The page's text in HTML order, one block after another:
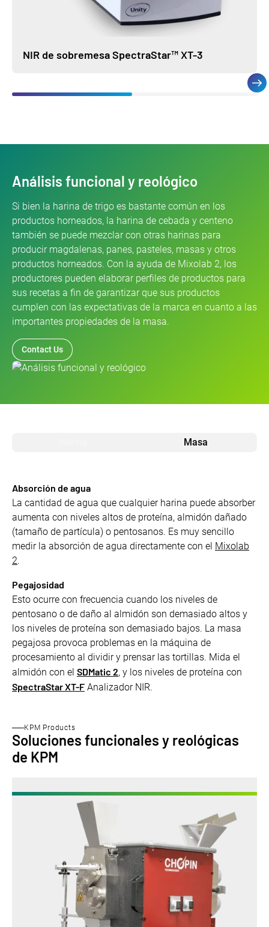
NIR de sobremesa SpectraStar™ XT-3
Análisis funcional y reológico
Si bien la harina de trigo es bastante común en los
productos horneados, la harina de cebada y centeno
también se puede mezclar con otras harinas para
producir magdalenas, panes, pasteles, masas y otros
productos horneados. Con la ayuda de Mixolab 2, los
productores pueden elaborar perfiles de productos para
sus recetas a fin de garantizar que sus productos
cumplen con las expectativas de la marca en cuanto a las
importantes propiedades de la masa.
Contact Us
Masa
Absorción de agua
La cantidad de agua que cualquier harina puede absorber
aumenta con niveles altos de proteína, almidón dañado
(tamaño de partícula) o pentosanos. Es muy sencillo
medir la absorción de agua directamente con el Mixolab
2.
Pegajosidad
Esto ocurre con frecuencia cuando los niveles de
pentosano o de daño al almidón son demasiado altos y
los niveles de proteína son demasiado bajos. La masa
pegajosa provoca problemas en la máquina de
procesamiento al dividir y prensar las tortillas. Mida el
almidón con el SDMatic 2, y los niveles de proteína con
SpectraStar XT-F Analizador NIR.
KPM Products
Soluciones funcionales y reológicas
de KPM